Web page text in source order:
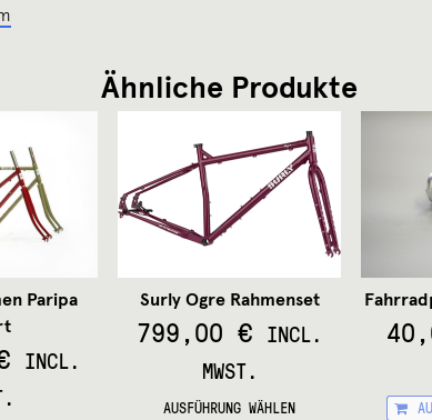
Ähnliche Produkte
Paripa
INCL.
Surly Ogre Rahmenset
799,00€ INCL.
MWST.
AUSFÜHRUNG WÄHLEN